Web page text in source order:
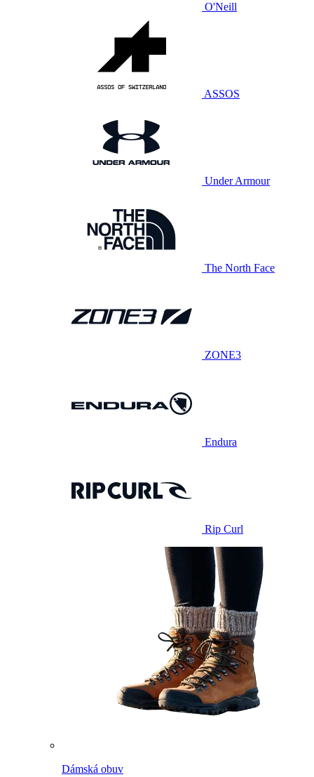
O'Neill
ASSOS
Under Armour
The North Face
ZONE3
Endura
Rip Curl
Dámská obuv